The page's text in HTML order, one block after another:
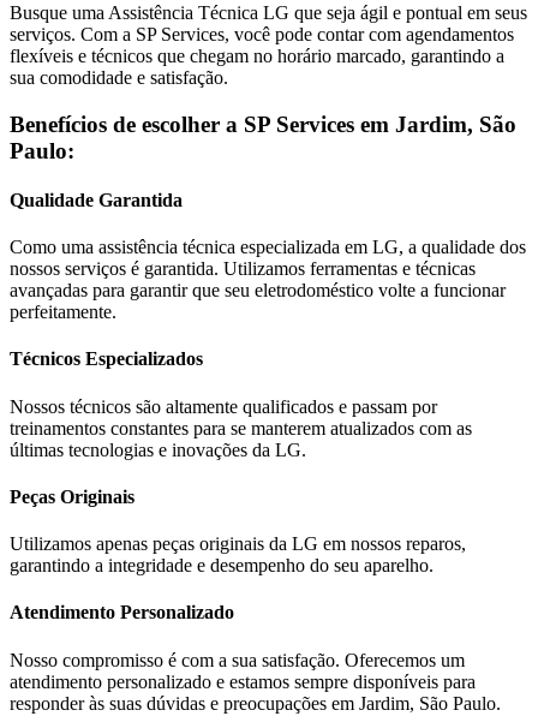
Busque uma Assistência Técnica LG que seja ágil e pontual em seus
serviços. Com a SP Services, você pode contar com agendamentos
flexíveis e técnicos que chegam no horário marcado, garantindo a
sua comodidade e satisfação.
Benefícios de escolher a SP Services em Jardim, São
Paulo:
Qualidade Garantida
Como uma assistência técnica especializada em LG, a qualidade dos
nossos serviços é garantida. Utilizamos ferramentas e técnicas
avançadas para garantir que seu eletrodoméstico volte a funcionar
perfeitamente.
Técnicos Especializados
Nossos técnicos são altamente qualificados e passam por
treinamentos constantes para se manterem atualizados com as
últimas tecnologias e inovações da LG.
Peças Originais
Utilizamos apenas peças originais da LG em nossos reparos,
garantindo a integridade e desempenho do seu aparelho.
Atendimento Personalizado
Nosso compromisso é com a sua satisfação. Oferecemos um
atendimento personalizado e estamos sempre disponíveis para
responder às suas dúvidas e preocupações em Jardim, São Paulo.